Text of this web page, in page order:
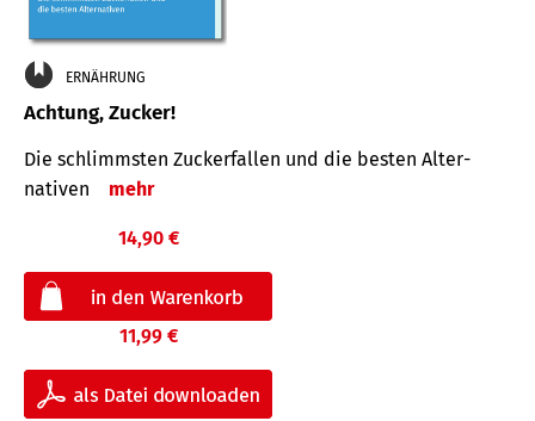
ERNÄHRUNG
Achtung, Zucker!
Die schlimmsten Zucker­fallen und die besten Alter­
nativen
mehr
14,90 €
11,99 €